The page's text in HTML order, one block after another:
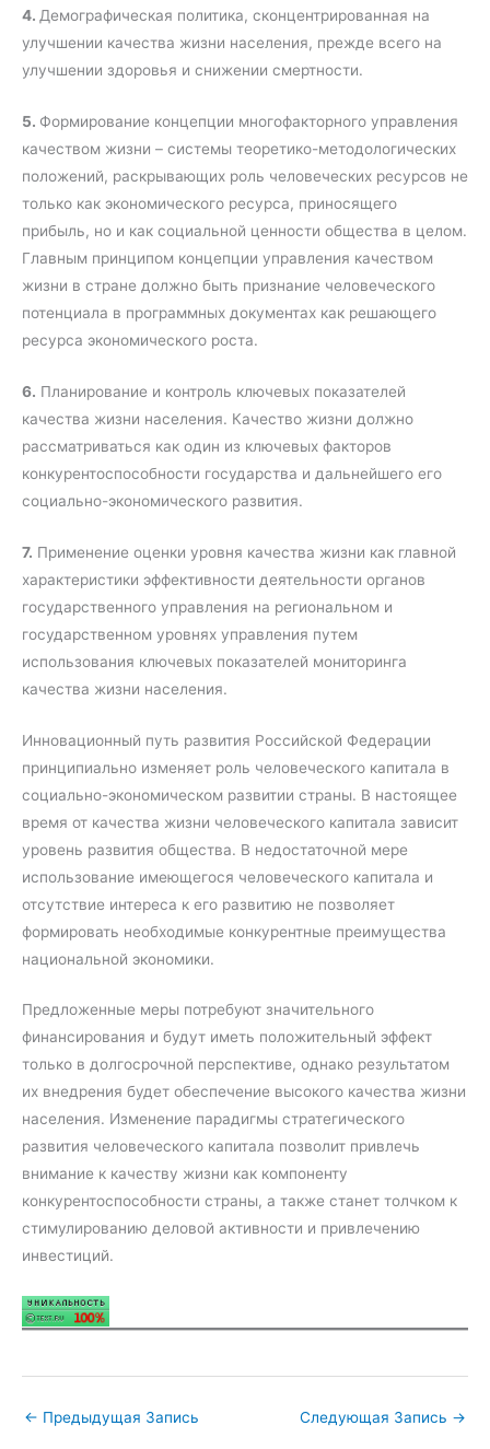
4. Демографическая политика, сконцентрированная на
улучшении качества жизни населения, прежде всего на
улучшении здоровья и снижении смертности.
5. Формирование концепции многофакторного управления
качеством жизни – системы теоретико-методологических
положений, раскрывающих роль человеческих ресурсов не
только как экономического ресурса, приносящего
прибыль, но и как социальной ценности общества в целом.
Главным принципом концепции управления качеством
жизни в стране должно быть признание человеческого
потенциала в программных документах как решающего
ресурса экономического роста.
6. Планирование и контроль ключевых показателей
качества жизни населения. Качество жизни должно
рассматриваться как один из ключевых факторов
конкурентоспособности государства и дальнейшего его
социально-экономического развития.
7. Применение оценки уровня качества жизни как главной
характеристики эффективности деятельности органов
государственного управления на региональном и
государственном уровнях управления путем
использования ключевых показателей мониторинга
качества жизни населения.
Инновационный путь развития Российской Федерации
принципиально изменяет роль человеческого капитала в
социально-экономическом развитии страны. В настоящее
время от качества жизни человеческого капитала зависит
уровень развития общества. В недостаточной мере
использование имеющегося человеческого капитала и
отсутствие интереса к его развитию не позволяет
формировать необходимые конкурентные преимущества
национальной экономики.
Предложенные меры потребуют значительного
финансирования и будут иметь положительный эффект
только в долгосрочной перспективе, однако результатом
их внедрения будет обеспечение высокого качества жизни
населения. Изменение парадигмы стратегического
развития человеческого капитала позволит привлечь
внимание к качеству жизни как компоненту
конкурентоспособности страны, а также станет толчком к
стимулированию деловой активности и привлечению
инвестиций.
← Предыдущая Запись Следующая Запись →